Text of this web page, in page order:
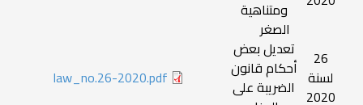
ومتناهية
الصغر
26
لسنة
2020
تعديل بعض
أحكام قانون
الضريبة على
law_no.26-2020.pdf